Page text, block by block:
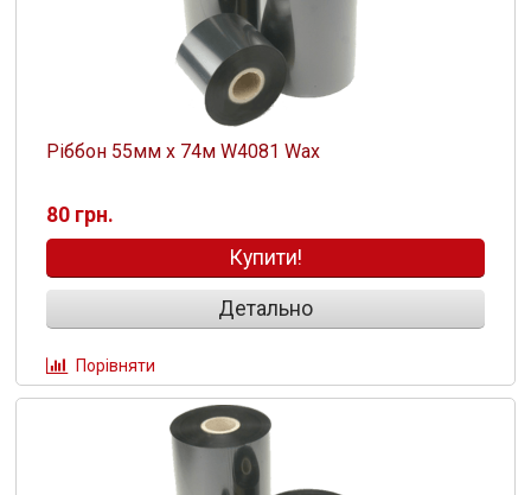
Ріббон 55мм х 74м W4081 Wax
80 грн.
Купити!
Детально
Порівняти